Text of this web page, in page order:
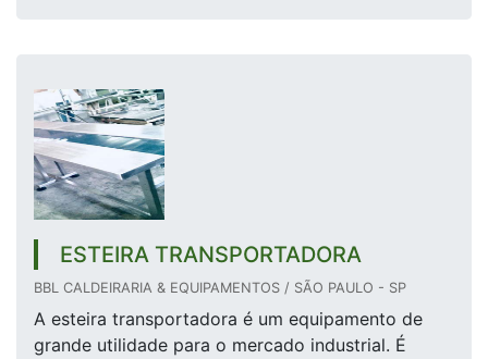
ESTEIRA TRANSPORTADORA
BBL CALDEIRARIA & EQUIPAMENTOS / SÃO PAULO - SP
A esteira transportadora é um equipamento de
grande utilidade para o mercado industrial. É